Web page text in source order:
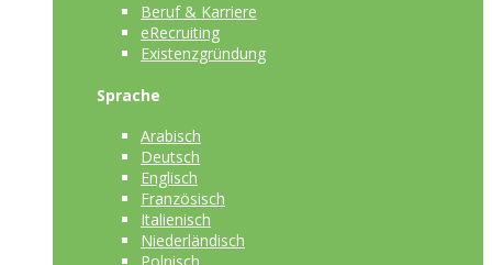
Beruf & Karriere
eRecruiting
Existenzgründung
Sprache
Arabisch
Deutsch
Englisch
Französisch
Italienisch
Niederländisch